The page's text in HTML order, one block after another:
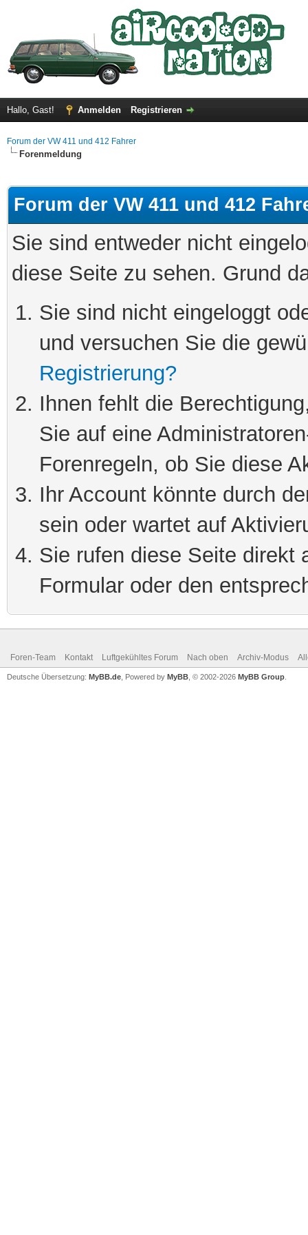
Hallo, Gast! Anmelden Registrieren
Forum der VW 411 und 412 Fahrer
Forenmeldung
Forum der VW 411 und 412
Sie sind entweder nicht
diese Seite zu sehen. Grund
Sie sind nicht eingeloggt
und versuchen Sie die
Registrierung?
Ihnen fehlt die
Sie auf eine
Forenregeln, ob Sie diese
Ihr Account könnte durch
sein oder wartet auf
Sie rufen diese Seite direkt
Formular oder den
Foren-Team Kontakt Luftgekühltes Forum Nach oben Archiv-Modus
Deutsche Übersetzung: MyBB.de , Powered by MyBB , © 2002-2026 MyBB Group